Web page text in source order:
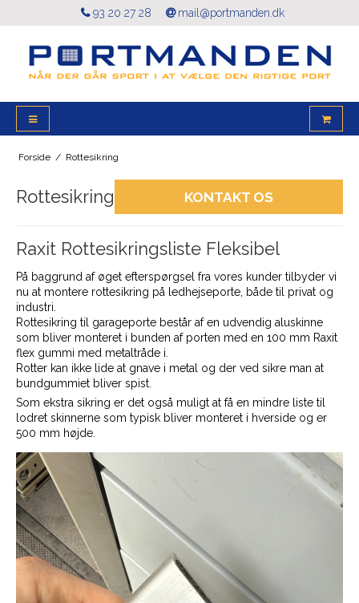
93 20 27 28 mail@portmanden.dk
Forside / Rottesikring
Rottesikring KONTAKT OS
Raxit Rottesikringsliste Fleksibel
På baggrund af øget efterspørgsel fra vores kunder tilbyder vi
nu at montere rottesikring på ledhejseporte, både til privat og
industri.
Rottesikring til garageporte består af en udvendig aluskinne
som bliver monteret i bunden af porten med en 100 mm Raxit
flex gummi med metaltråde i.
Rotter kan ikke lide at gnave i metal og der ved sikre man at
bundgummiet bliver spist.
Som ekstra sikring er det også muligt at få en mindre liste til
lodret skinnerne som typisk bliver monteret i hverside og er
500 mm højde.